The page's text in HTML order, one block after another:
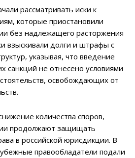
рассматривать иски к
которые приостановили
без надлежащего расторжения
взыскивали долги и штрафы с
указывая, что введение
санкций не отнесено условиями
освобождающих от
количества споров,
продолжают защищать
в российской юрисдикции. В
правообладатели подали